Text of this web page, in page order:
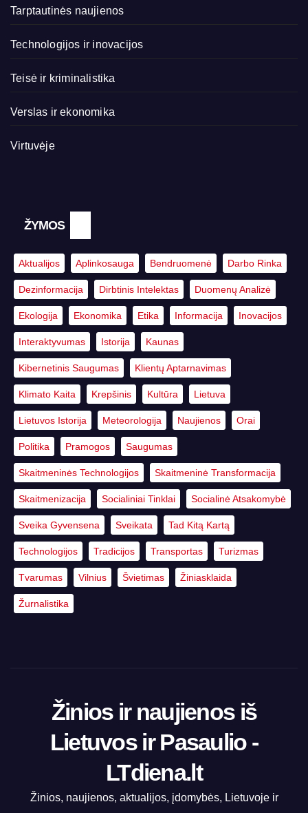
Tarptautinės naujienos
Technologijos ir inovacijos
Teisė ir kriminalistika
Verslas ir ekonomika
Virtuvėje
ŽYMOS
Aktualijos Aplinkosauga Bendruomenė Darbo Rinka
Dezinformacija Dirbtinis Intelektas Duomenų Analizė
Ekologija Ekonomika Etika Informacija Inovacijos
Interaktyvumas Istorija Kaunas
Kibernetinis Saugumas Klientų Aptarnavimas
Klimato Kaita Krepšinis Kultūra Lietuva
Lietuvos Istorija Meteorologija Naujienos Orai
Politika Pramogos Saugumas
Skaitmeninės Technologijos Skaitmeninė Transformacija
Skaitmenizacija Socialiniai Tinklai Socialinė Atsakomybė
Sveika Gyvensena Sveikata Tad Kitą Kartą
Technologijos Tradicijos Transportas Turizmas
Tvarumas Vilnius Švietimas Žiniasklaida
Žurnalistika
Žinios ir naujienos iš
Lietuvos ir Pasaulio -
LTdiena.lt
Žinios, naujienos, aktualijos, įdomybės, Lietuvoje ir